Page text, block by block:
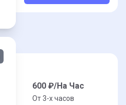
600₽/На Час
От 3-x часов